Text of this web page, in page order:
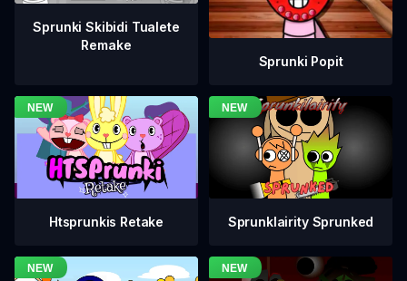
Sprunki Skibidi Tualete
Remake
Sprunki Popit
Htsprunkis Retake Sprunklairity Sprunked